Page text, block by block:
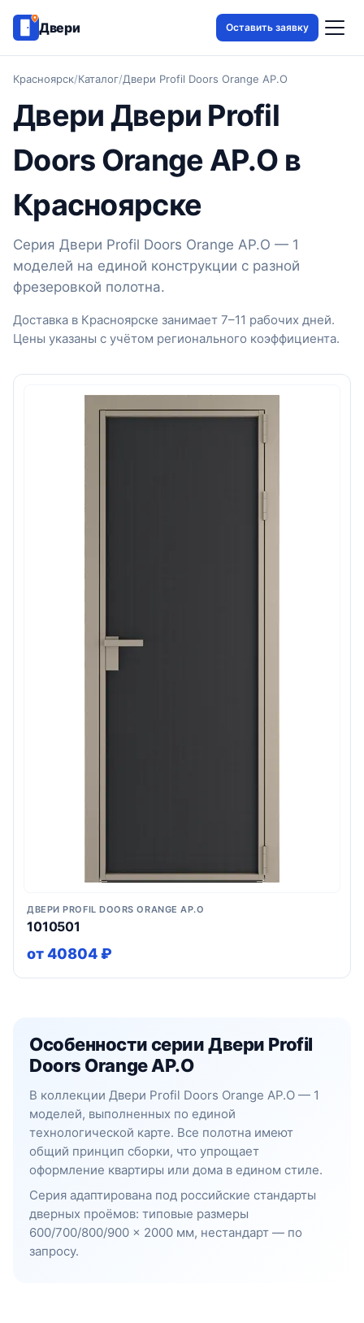
Двери Оставить заявку
Красноярск/Каталог/Двери Profil Doors Orange AP.O
Двери Двери Profil
Doors Orange AP.O в
Красноярске
Серия Двери Profil Doors Orange AP.O — 1
моделей на единой конструкции с разной
фрезеровкой полотна.
Доставка в Красноярске занимает 7–11 рабочих дней.
Цены указаны с учётом регионального коэффициента.
ДВЕРИ PROFIL DOORS ORANGE AP.O
1010501
от 40804 ₽
Особенности серии Двери Profil
Doors Orange AP.O
В коллекции Двери Profil Doors Orange AP.O — 1
моделей, выполненных по единой
технологической карте. Все полотна имеют
общий принцип сборки, что упрощает
оформление квартиры или дома в едином стиле.
Серия адаптирована под российские стандарты
дверных проёмов: типовые размеры
600/700/800/900 × 2000 мм, нестандарт — по
запросу.